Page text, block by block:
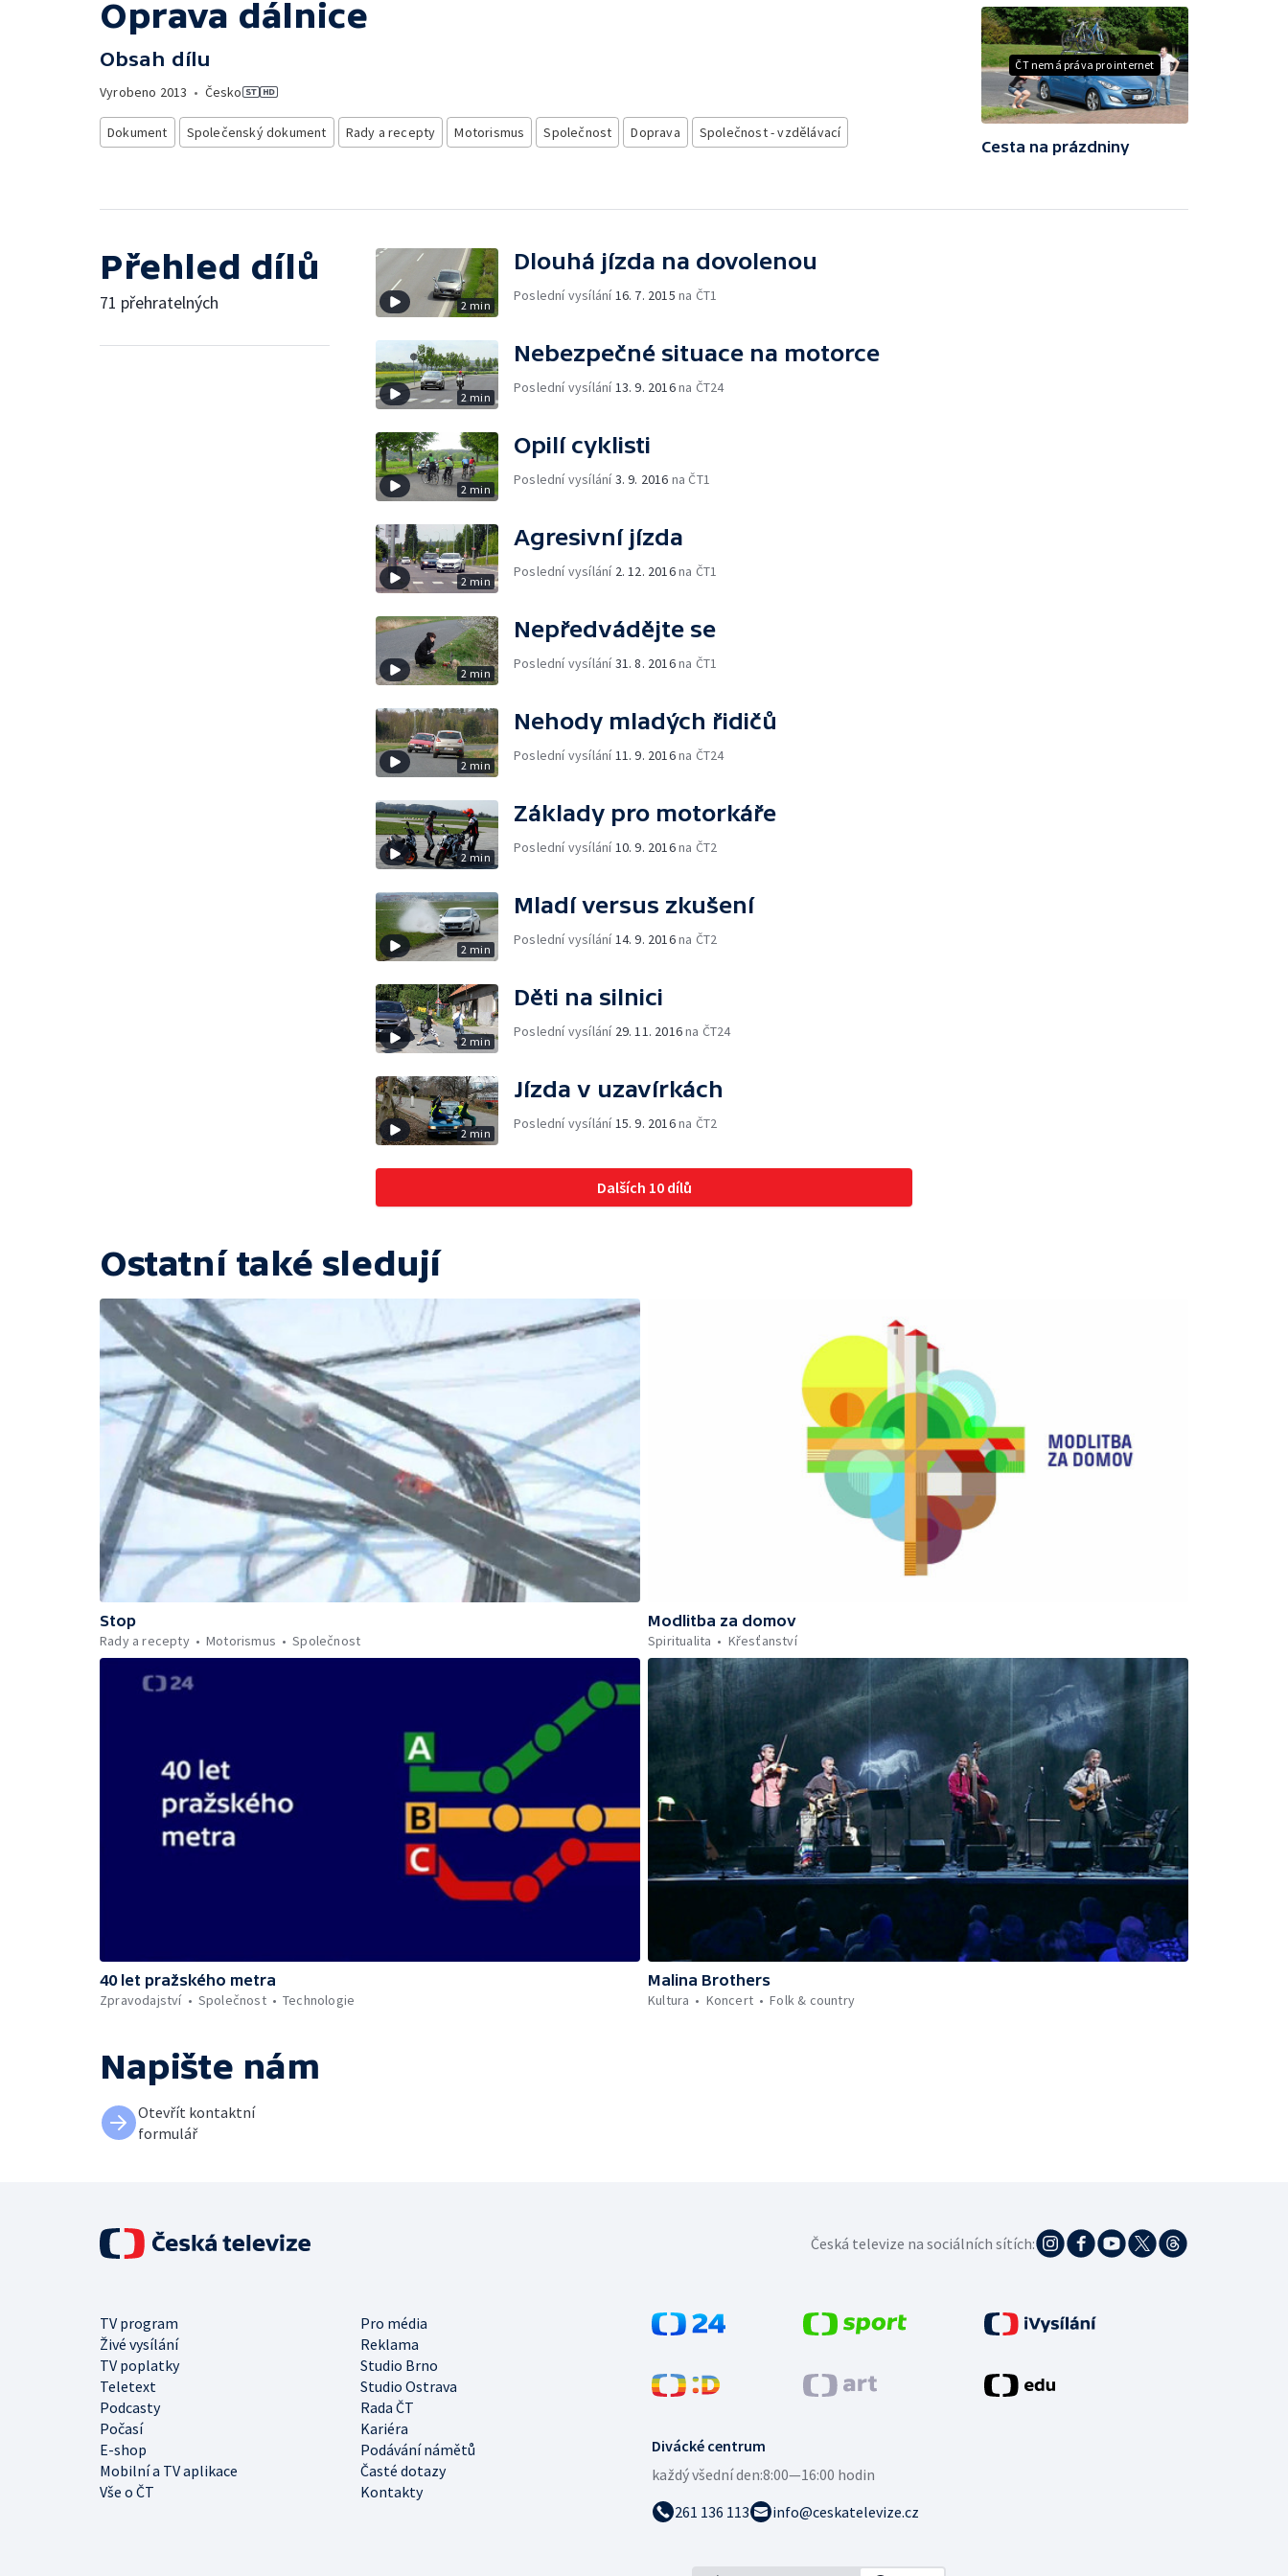
Oprava dálnice
Obsah dílu
Vyrobeno 2013 • Česko
Dokument Společenský dokument Rady a recepty Motorismus Společnost Doprava Společnost - vzdělávací
ČT nemá práva pro internet
Cesta na prázdniny
Přehled dílů
71 přehratelných 2 min
Dlouhá jízda na dovolenou
Poslední vysílání 16. 7. 2015 na ČT1
2 min
Nebezpečné situace na motorce
Poslední vysílání 13. 9. 2016na ČT24
2 min
Opilí cyklisti
Poslední vysílání3. 9. 2016 na ČT1
2 min
Agresivní jízda
Poslední vysílání 2. 12. 2016na ČT1
2 min
Nepředvádějte se
Poslední vysílání31. 8. 2016na ČT1
2 min
Nehody mladých řidičů
Poslední vysílání 11. 9. 2016na ČT24
2 min
Základy pro motorkáře
Poslední vysílání 10. 9. 2016na ČT2
2 min
Mladí versus zkušení
Poslední vysílání 14. 9. 2016na ČT2
2 min
Děti na silnici
Poslední vysílání 29. 11. 2016na ČT24
2 min
Jízda v uzavírkách
Poslední vysílání 15. 9. 2016na ČT2
Dalších 10 dílů
Ostatní také sledují
Stop
Rady a recepty
Motorismus Společnost
Modlitba za domov
Spiritualita
Křesťanství
40 let pražského metra
Zpravodajství
Společnost Technologie
Malina Brothers
Kultura
Koncert Folk & country
Napište nám
Otevřít kontaktní
formulář
Divácké centrum
každý všední den:8:00—16:00 hodin
261 136 113
info@ceskatelevize.cz
TV program
Pro média
Živé vysílání
Reklama
TV poplatky
Studio Brno
Teletext
Studio Ostrava
Podcasty
Rada ČT
Počasí
Kariéra
E-shop
Podávání námětů
Mobilní a TV aplikace
Časté dotazy
Vše o ČT
Kontakty
Česká televize na sociálních sítích: